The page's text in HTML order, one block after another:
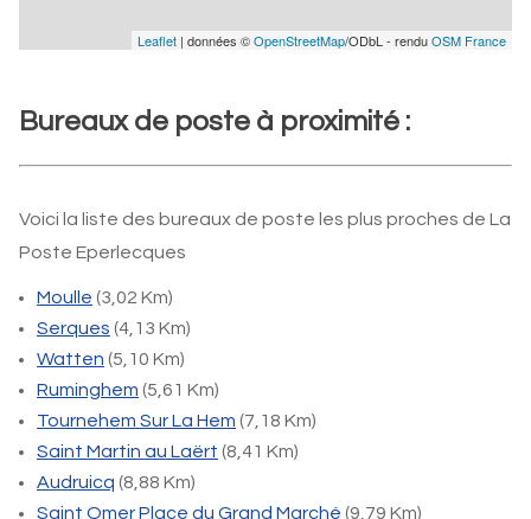
Leaflet | données ©OpenStreetMap/ODbL - renduOSM France
Bureaux de poste à proximité :
Voici la liste des bureaux de poste les plus proches de La
Poste Eperlecques
Moulle (3,02 Km)
Serques (4,13 Km)
Watten (5,10 Km)
Ruminghem (5,61 Km)
Tournehem Sur La Hem (7,18 Km)
Saint Martin au Laërt (8,41 Km)
Audruicq (8,88 Km)
Saint Omer Place du Grand Marché (9,79 Km)